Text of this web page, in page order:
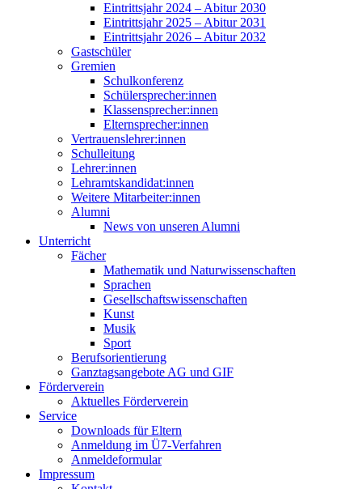
Eintrittsjahr 2024 – Abitur 2030
Eintrittsjahr 2025 – Abitur 2031
Eintrittsjahr 2026 – Abitur 2032
Gastschüler
Gremien
Schulkonferenz
Schülersprecher:innen
Klassensprecher:innen
Elternsprecher:innen
Vertrauenslehrer:innen
Schulleitung
Lehrer:innen
Lehramtskandidat:innen
Weitere Mitarbeiter:innen
Alumni
News von unseren Alumni
Unterricht
Fächer
Mathematik und Naturwissenschaften
Sprachen
Gesellschaftswissenschaften
Kunst
Musik
Sport
Berufsorientierung
Ganztagsangebote AG und GIF
Förderverein
Aktuelles Förderverein
Service
Downloads für Eltern
Anmeldung im Ü7-Verfahren
Anmeldeformular
Impressum